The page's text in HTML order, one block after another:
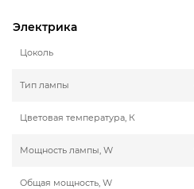
Электрика
Цоколь
Тип лампы
Цветовая температура, К
Мощность лампы, W
Общая мощность, W